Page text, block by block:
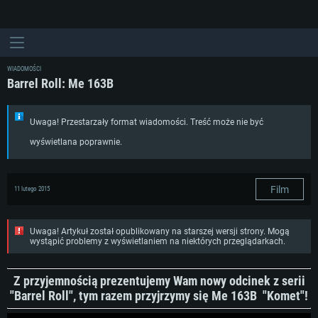
WYMAGANIA SYSTEMOWE
WIADOMOŚCI
Barrel Roll: Me 163B
Uwaga! Przestarzały format wiadomości. Treść może nie być
wyświetlana poprawnie.
11 lutego 2015 Film
Uwaga! Artykuł został opublikowany na starszej wersji strony. Mogą
wystąpić problemy z wyświetlaniem na niektórych przeglądarkach.
Z przyjemnością prezentujemy Wam nowy odcinek z serii
"Barrel Roll", tym razem przyjrzymy się Me 163B "Komet"!